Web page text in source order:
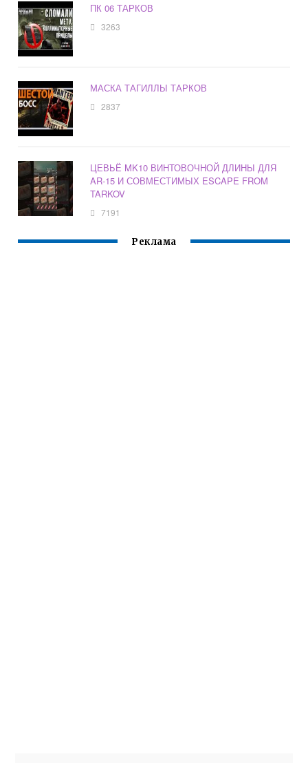
ПК 06 ТАРКОВ
3263
МАСКА ТАГИЛЛЫ ТАРКОВ
2837
ЦЕВЬЁ MK10 ВИНТОВОЧНОЙ ДЛИНЫ ДЛЯ
AR-15 И СОВМЕСТИМЫХ ESCAPE FROM
TARKOV
7191
Реклама